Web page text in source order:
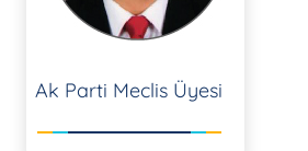
Ak Parti Meclis Üyesi